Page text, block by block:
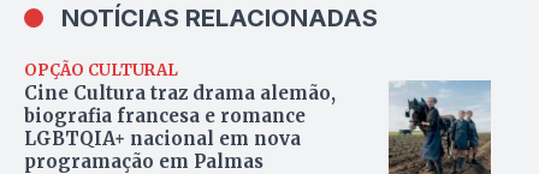
NOTÍCIAS RELACIONADAS
OPÇÃO CULTURAL
Cine Cultura traz drama alemão,
biografia francesa e romance
LGBTQIA+ nacional em nova
programação em Palmas